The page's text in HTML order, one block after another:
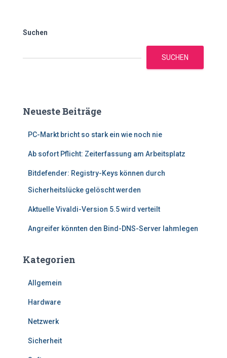
Suchen
SUCHEN
Neueste Beiträge
PC-Markt bricht so stark ein wie noch nie
Ab sofort Pflicht: Zeiterfassung am Arbeitsplatz
Bitdefender: Registry-Keys können durch
Sicherheitslücke gelöscht werden
Aktuelle Vivaldi-Version 5.5 wird verteilt
Angreifer könnten den Bind-DNS-Server lahmlegen
Kategorien
Allgemein
Hardware
Netzwerk
Sicherheit